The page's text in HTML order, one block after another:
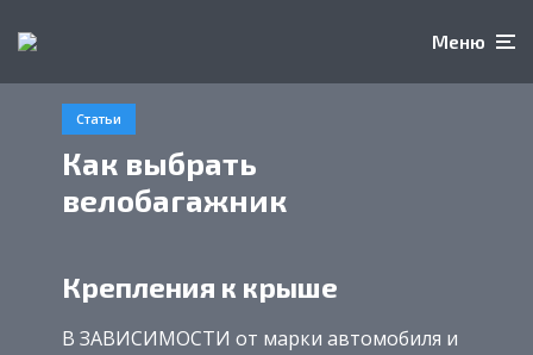
Меню
Статьи
Как выбрать
велобагажник
Крепления к крыше
В ЗАВИСИМОСТИ от марки автомобиля и